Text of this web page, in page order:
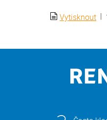
Vytisknout |